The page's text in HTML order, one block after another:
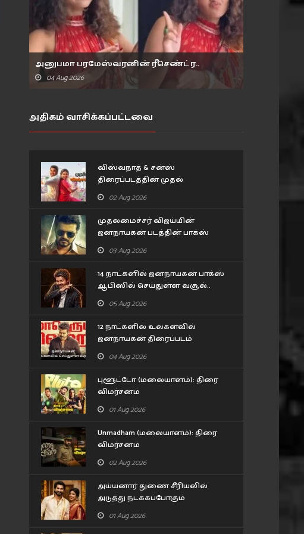
அனுபமா பரமேஸ்வரனின் ரீசெண்ட் ர..
04 Aug 2026
அதிகம் வாசிக்கப்பட்டவை
விஸ்வநாத் & சன்ஸ்
திரைப்படத்தின் முதல்
விமர்சனம்..
02 Aug 2026
முதலமைச்சர் விஜய்யின்
ஜனநாயகன் படத்தின் பாக்ஸ்
ஆபிஸ் வசூல்.. 11 நாட்கள்
விவரம்
03 Aug 2026
14 நாட்களில் ஜனநாயகன் பாக்ஸ்
ஆபிஸில் செய்துள்ள வசூல்..
புதிய சாதனை படைத்த விஜய்
05 Aug 2026
12 நாட்களில் உலகளவில்
ஜனநாயகன் திரைப்படம்
செய்துள்ள வசூல்..
04 Aug 2026
புளூட்டோ (மலையாளம்): திரை
விமர்சனம்
01 Aug 2026
Unmadham (மலையாளம்): திரை
விமர்சனம்
02 Aug 2026
அய்யனார் துணை சீரியலில்
அடுத்து நடக்கப்போகும்
திருமணம்.. ரசிகர்களுக்கு
சர்ப்ரைஸ்
01 Aug 2026